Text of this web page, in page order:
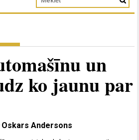
un
ko jaunu par
Oskars Andersons